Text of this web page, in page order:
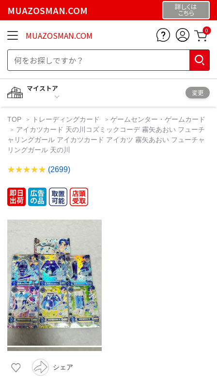
MUAZOSMAN.COM 詳しくは
こちら
MUAZOSMAN.COM 0
マイストア
変更
TOP トレーディングカード
ゲームセンター・ゲームカード
アイカツカード 天の川コズミックコーデ 霧矢あおい フューチ
ャリングガール アイカツカード アイカツ 霧矢あおい フューチャ
リングガール 天の川
(2699)
シェア